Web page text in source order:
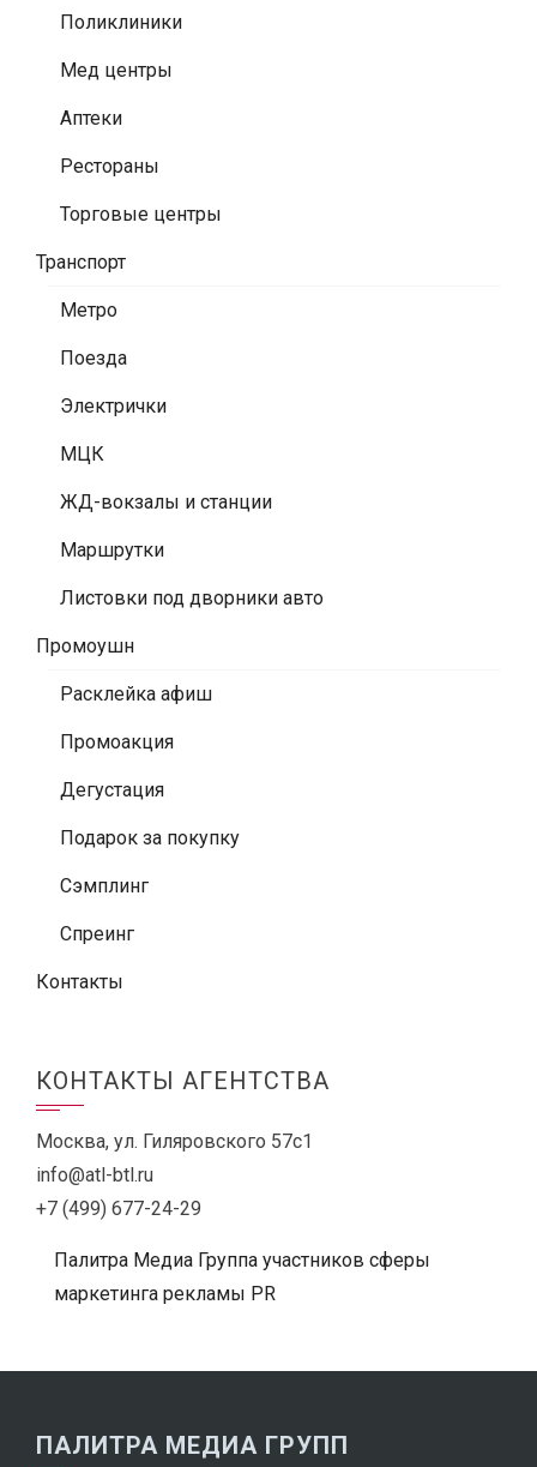
Поликлиники
Мед центры
Аптеки
Рестораны
Торговые центры
Транспорт
Метро
Поезда
Электрички
МЦК
ЖД-вокзалы и станции
Маршрутки
Листовки под дворники авто
Промоушн
Расклейка афиш
Промоакция
Дегустация
Подарок за покупку
Сэмплинг
Спреинг
Контакты
КОНТАКТЫ АГЕНТСТВА
Москва, ул. Гиляровского 57с1
info@atl-btl.ru
+7 (499) 677-24-29
Палитра Медиа Группа участников сферы
маркетинга рекламы PR
ПАЛИТРА МЕДИА ГРУПП